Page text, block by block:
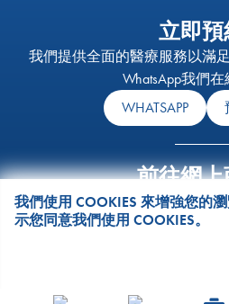
我們使用 COOKIES 來增強您的
示您同意我們使用 COOKIES。
立即預
我們提供全面的醫療服務以滿
WhatsApp我們在
WHATSAPP
前往網
我們的健康檢查服務旨在透過
全面健康檢查套餐，支持個人及